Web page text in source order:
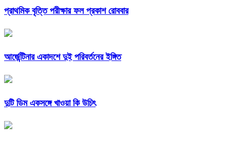
প্রাথমিক বৃত্তি পরীক্ষার ফল প্রকাশ রোববার
আর্জেন্টিনার একাদশে দুই পরিবর্তনের ইঙ্গিত
দুটি ডিম একসঙ্গে খাওয়া কি উচিৎ